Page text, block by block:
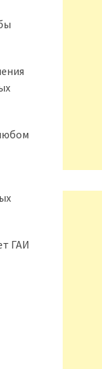
ГАИ